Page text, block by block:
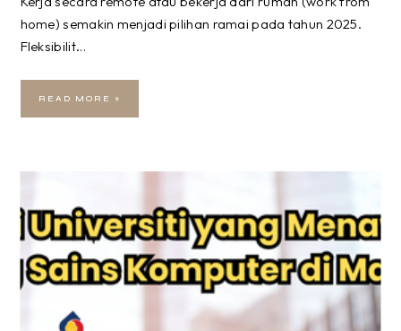
home) semakin menjadi pilihan ramai pada tahun 2025.
Fleksibilit…
READ MORE »